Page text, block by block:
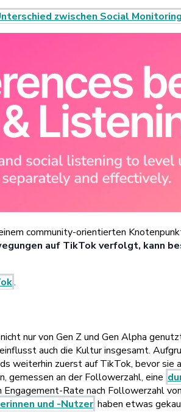
zwischen Social
community-orientierten
auf TikTok verfolgt, kann
.
nur von Gen Z und Gen Alpha
auch die Kultur insgesamt.
weiterhin zuerst auf TikTok, bevor sie
gemessen an der Followerzahl, eine
Rate nach Followerzahl
und -Nutzer haben etwas